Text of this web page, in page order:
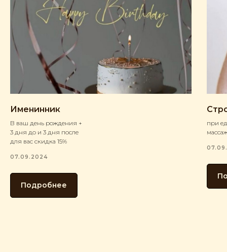
Именинник
В ваш день рождения +
3 дня до и 3 дня после
для вас скидка 15%
07.09.2024
Подробнее
при